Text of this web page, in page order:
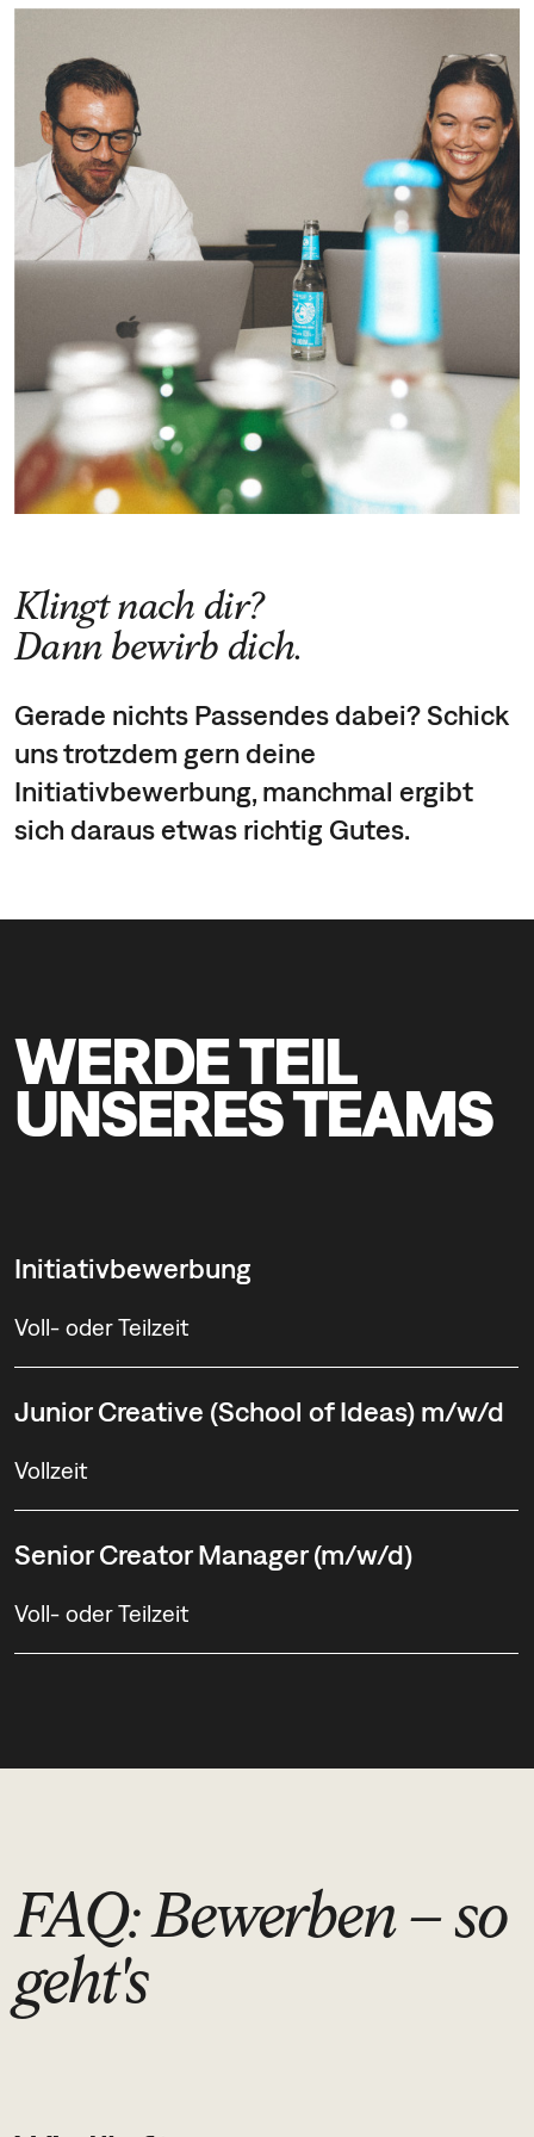
Klingt nach dir?
Dann bewirb dich.
Gerade nichts Passendes dabei? Schick
uns trotzdem gern deine
Initiativbewerbung, manchmal ergibt
sich daraus etwas richtig Gutes.
WERDE TEIL
UNSERES TEAMS
Initiativbewerbung
Voll- oder Teilzeit
Junior Creative (School of Ideas) m/w/d
Vollzeit
Senior Creator Manager (m/w/d)
Voll- oder Teilzeit
FAQ: Bewerben – so
geht's